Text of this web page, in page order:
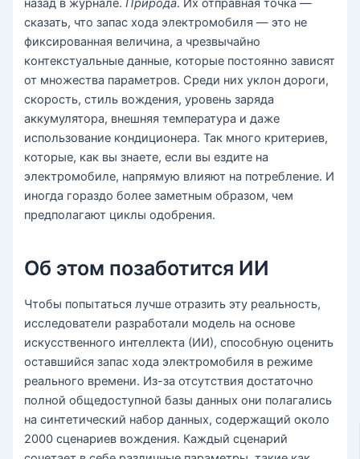
назад в журнале.Природа. Их отправная точка —
сказать, что запас хода электромобиля — это не
фиксированная величина, а чрезвычайно
контекстуальные данные, которые постоянно зависят
от множества параметров. Среди них уклон дороги,
скорость, стиль вождения, уровень заряда
аккумулятора, внешняя температура и даже
использование кондиционера. Так много критериев,
которые, как вы знаете, если вы ездите на
электромобиле, напрямую влияют на потребление. И
иногда гораздо более заметным образом, чем
предполагают циклы одобрения.
Об этом позаботится ИИ
Чтобы попытаться лучше отразить эту реальность,
исследователи разработали модель на основе
искусственного интеллекта (ИИ), способную оценить
оставшийся запас хода электромобиля в режиме
реального времени. Из-за отсутствия достаточно
полной общедоступной базы данных они полагались
на синтетический набор данных, содержащий около
2000 сценариев вождения. Каждый сценарий